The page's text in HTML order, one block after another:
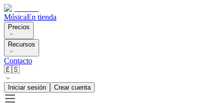
MúsicaEn tienda
Precios
Recursos
Contacto
🇪🇸
Iniciar sesión Crear cuenta